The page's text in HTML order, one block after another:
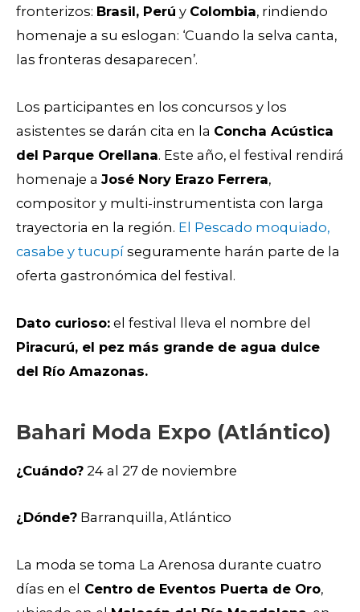
fronterizos: Brasil, Perú y Colombia, rindiendo
homenaje a su eslogan: ‘Cuando la selva canta,
las fronteras desaparecen’.
Los participantes en los concursos y los
asistentes se darán cita en la Concha Acústica
del Parque Orellana. Este año, el festival rendirá
homenaje a José Nory Erazo Ferrera,
compositor y multi-instrumentista con larga
trayectoria en la región. El Pescado moquiado,
casabe y tucupí seguramente harán parte de la
oferta gastronómica del festival.
Dato curioso: el festival lleva el nombre del
Piracurú, el pez más grande de agua dulce
del Río Amazonas.
Bahari Moda Expo (Atlántico)
¿Cuándo? 24 al 27 de noviembre
¿Dónde? Barranquilla, Atlántico
La moda se toma La Arenosa durante cuatro
días en el Centro de Eventos Puerta de Oro,